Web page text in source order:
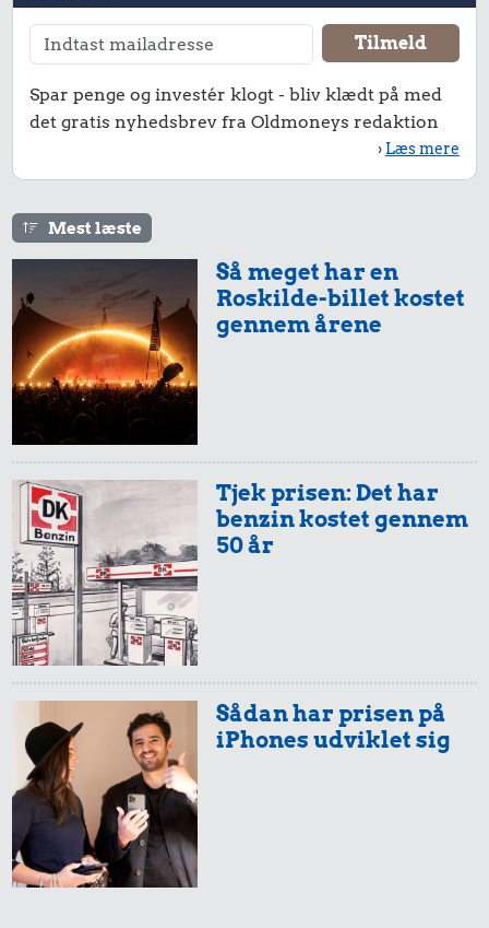
Spar penge og investér klogt - bliv klædt på med
det gratis nyhedsbrev fra Oldmoneys redaktion
› Læs mere
Mest læste
Så meget har en
Roskilde-billet kostet
gennem årene
Tjek prisen: Det har
benzin kostet gennem
50 år
Sådan har prisen på
iPhones udviklet sig